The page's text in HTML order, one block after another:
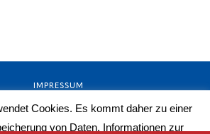
IMPRESSUM
AGB
Cookies. Es kommt daher zu einer
von Daten. Informationen zur